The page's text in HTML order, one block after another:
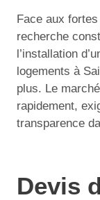
Face aux
recherche
l’installation
logements à
plus. Le
rapidement,
transparence
Devis